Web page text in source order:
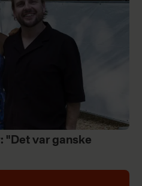
"Det var ganske